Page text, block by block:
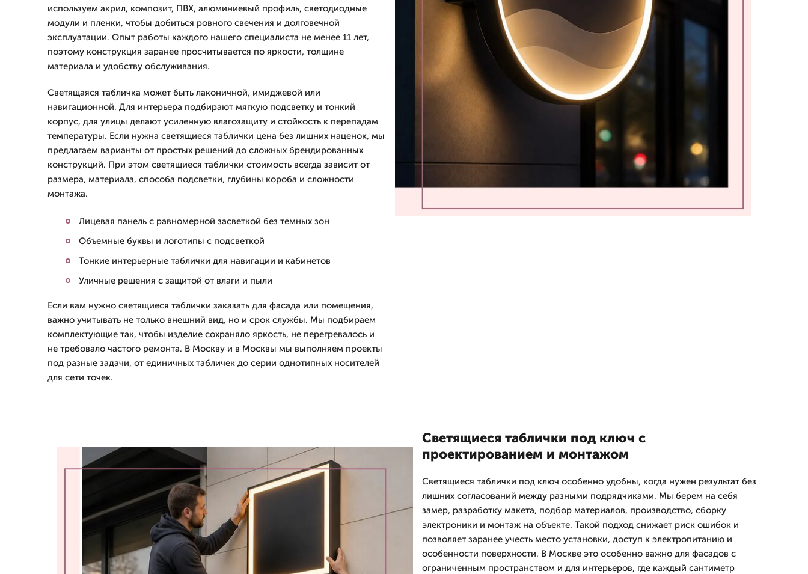
используем акрил, композит, ПВХ, алюминиевый профиль, светодиодные
модули и пленки, чтобы добиться ровного свечения и долговечной
эксплуатации. Опыт работы каждого нашего специалиста не менее 11 лет,
поэтому конструкция заранее просчитывается по яркости, толщине
материала и удобству обслуживания.
Светящаяся табличка может быть лаконичной, имиджевой или
навигационной. Для интерьера подбирают мягкую подсветку и тонкий
корпус, для улицы делают усиленную влагозащиту и стойкость к перепадам
температуры. Если нужна светящиеся таблички цена без лишних наценок, мы
предлагаем варианты от простых решений до сложных брендированных
конструкций. При этом светящиеся таблички стоимость всегда зависит от
размера, материала, способа подсветки, глубины короба и сложности
монтажа.
Лицевая панель с равномерной засветкой без темных зон
Объемные буквы и логотипы с подсветкой
Тонкие интерьерные таблички для навигации и кабинетов
Уличные решения с защитой от влаги и пыли
Если вам нужно светящиеся таблички заказать для фасада или помещения,
важно учитывать не только внешний вид, но и срок службы. Мы подбираем
комплектующие так, чтобы изделие сохраняло яркость, не перегревалось и
не требовало частого ремонта. В Москву и в Москвы мы выполняем проекты
под разные задачи, от единичных табличек до серии однотипных носителей
для сети точек.
Светящиеся таблички под ключ с
проектированием и монтажом
Светящиеся таблички под ключ особенно удобны, когда нужен результат без
лишних согласований между разными подрядчиками. Мы берем на себя
замер, разработку макета, подбор материалов, производство, сборку
электроники и монтаж на объекте. Такой подход снижает риск ошибок и
позволяет заранее учесть место установки, доступ к электропитанию и
особенности поверхности. В Москве это особенно важно для фасадов с
ограниченным пространством и для интерьеров, где каждый сантиметр